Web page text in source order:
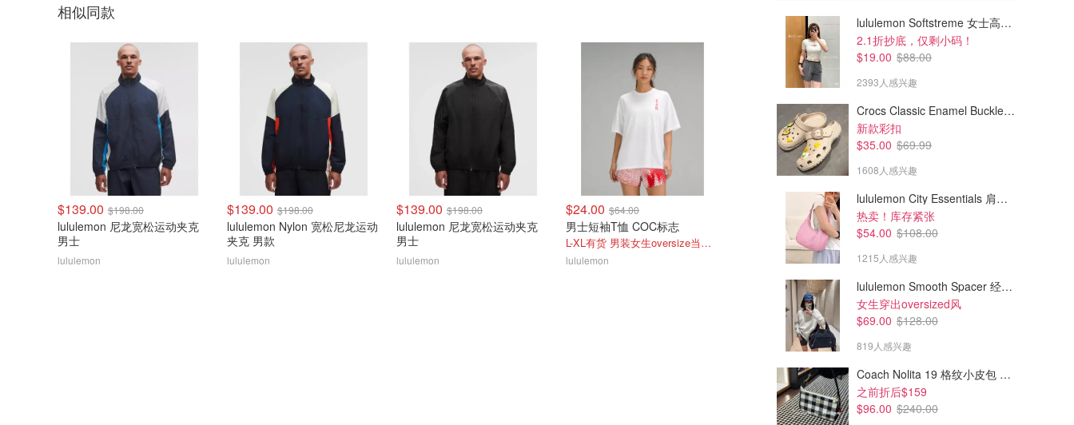
相似同款
$139.00 $198.00
lululemon 尼龙宽松运动夹克
男士
lululemon
$139.00 $198.00
lululemon Nylon 宽松尼龙运动
夹克 男款
lululemon
$139.00 $198.00
lululemon 尼龙宽松运动夹克
男士
lululemon
$24.00 $64.00
男士短袖T恤 COC标志
L-XL有货 男装女生oversize当长tee裙穿
lululemon
$118.00
lululemon 男士短袖衬衫
$39.00
lululemon Zeroed In 男士短袖
衬衫
lululemon
lululemon Softstreme 女士高腰短裤 10cm
2.1折抄底，仅剩小码！
$19.00 $88.00
2393人感兴趣
Crocs Classic Enamel Buckle 卡骆驰布扣便鞋
新款彩扣
$35.00 $69.99
1608人感兴趣
lululemon City Essentials 肩背包 4L
热卖！库存紧张
$54.00 $108.00
1215人感兴趣
lululemon Smooth Spacer 经典卫衣
女生穿出oversized风
$69.00 $128.00
819人感兴趣
Coach Nolita 19 格纹小皮包 挂饰
之前折后$159
$96.00 $240.00